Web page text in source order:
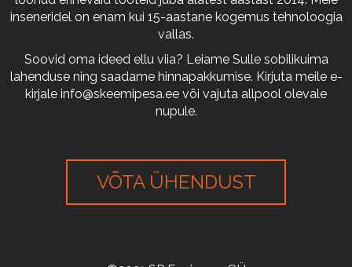
inseneridel on enam kui 15-aastane kogemus tehnoloogia
vallas.
Soovid oma ideed ellu viia? Leiame Sulle sobilikuima
lahenduse ning saadame hinnapakkumise. Kirjuta meile e-
kirjale info@skeemipesa.ee või vajuta allpool olevale
nupule.
VÕTA ÜHENDUST